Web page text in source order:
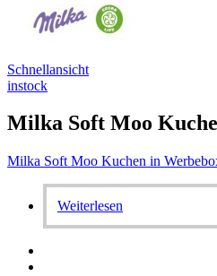
Schnellansicht
instock
Milka Soft Moo
Milka Soft Moo Kuchen in
Weiterlesen